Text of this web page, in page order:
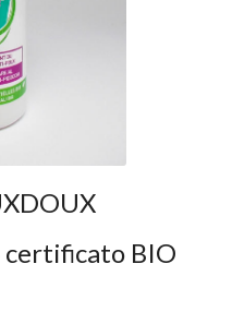
certificato BIO